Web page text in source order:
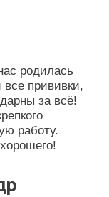
родилась
прививки,
за всё!
работу.